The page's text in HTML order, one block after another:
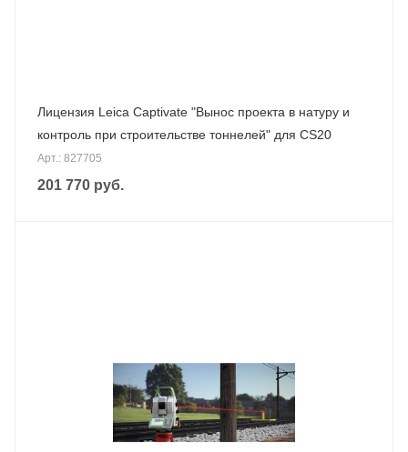
Лицензия Leica Captivate "Вынос проекта в натуру и
контроль при строительстве тоннелей" для CS20
Арт.: 827705
201 770 руб.